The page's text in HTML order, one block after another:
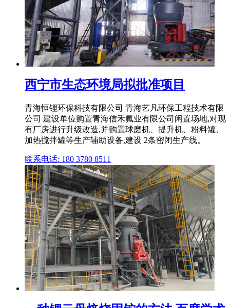
西宁市生态环境局拟批准项目
青海恒锂环保科技有限公司 青海艺凡环保工程技术有限
公司 建设单位购置青海信禾氟业有限公司闲置场地,对现
有厂房进行升级改造,并购置球磨机、提升机、粉料罐、
加热搅拌罐等生产辅助设备,建设 2条密闭生产线。
联系电话: 180 3780 8511